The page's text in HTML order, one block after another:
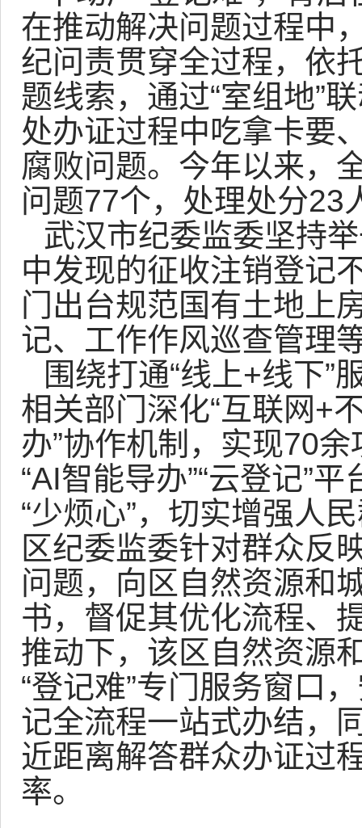
在推动解决问题过程中
纪问责贯穿全过程，依
题线索，通过“室组地”
处办证过程中吃拿卡要
腐败问题。今年以来，
问题77个，处理处分23
武汉市纪委监委坚持
中发现的征收注销登记
门出台规范国有土地上
记、工作作风巡查管理
围绕打通“线上+线下”
相关部门深化“互联网+
办”协作机制，实现70
“AI智能导办”“云登记”
“少烦心”，切实增强人
区纪委监委针对群众反
问题，向区自然资源和
书，督促其优化流程、
推动下，该区自然资源
“登记难”专门服务窗口
记全流程一站式办结，
近距离解答群众办证过
率。